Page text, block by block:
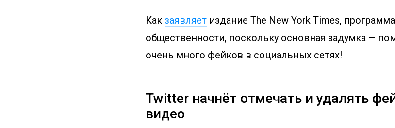
Как заявляет издание The New York Times,
общественности, поскольку основная задумка —
очень много фейков в социальных сетях!
Twitter начнёт отмечать и удалять
видео